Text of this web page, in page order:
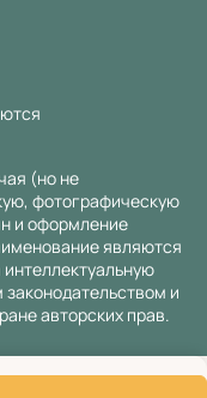
(но не
фотографическую
и оформление
являются
и
авторских прав.